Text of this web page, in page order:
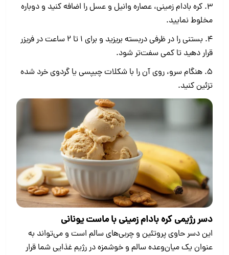
3. کره بادام زمینی، عصاره وانیل و عسل را اضافه کنید و دوباره
مخلوط نمایید.
4. بستنی را در ظرفی دربسته بریزید و برای ۱ تا ۲ ساعت در فریزر
قرار دهید تا کمی سفت‌تر شود.
5. هنگام سرو، روی آن را با شکلات چیپسی یا گردوی خرد شده
تزئین کنید.
دسر رژیمی کره بادام زمینی با ماست یونانی
این دسر حاوی پروتئین و چربی‌های سالم است و می‌تواند به
عنوان یک میان‌وعده سالم و خوشمزه در رژیم غذایی شما قرار